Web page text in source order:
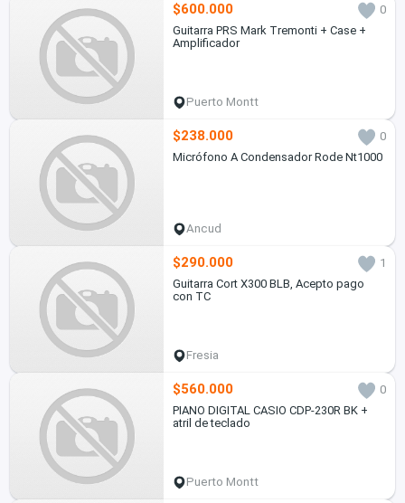
$600.000
0
Guitarra PRS Mark Tremonti + Case +
Amplificador
Puerto Montt
$238.000
0
Micrófono A Condensador Rode Nt1000
Ancud
$290.000
1
Guitarra Cort X300 BLB, Acepto pago
con TC
Fresia
$560.000
0
PIANO DIGITAL CASIO CDP-230R BK +
atril de teclado
Puerto Montt